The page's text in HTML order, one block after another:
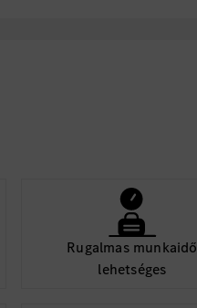
Rugalmas munkaidő
lehetséges